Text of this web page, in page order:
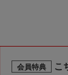
会員特典 こ